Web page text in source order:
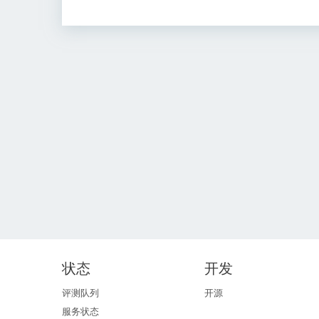
状态
评测队列
服务状态
开发
开源